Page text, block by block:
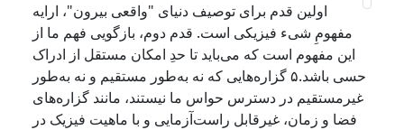
اولین قدم برای توصیف دنیای "واقعی بیرون"، ارایه
مفهومِ شیء فیزیکی است. قدم دوم، بازگویی فهم ما از
این مفهوم است که می‌باید تا حدِ امکان مستقل از ادراک
حسی باشد.۵ گزاره‌هایی که نه به‌طور مستقیم و نه به‌طور
غیرمستقیم در دسترس حواس ما نیستند، مانند گزاره‌های
فضا و زمان، غیرقابل راست‌آزمایی و با ماهیت فیزیک در